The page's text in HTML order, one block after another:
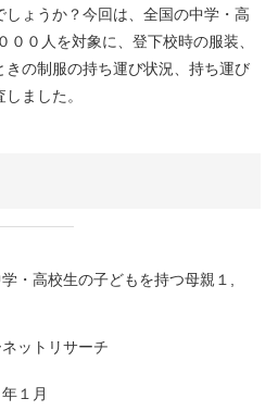
ょうか？今回は、全国の中学・高
０人を対象に、登下校時の服装、
の制服の持ち運び状況、持ち運び
ました。
・高校生の子どもを持つ母親１,
ットリサーチ
１月